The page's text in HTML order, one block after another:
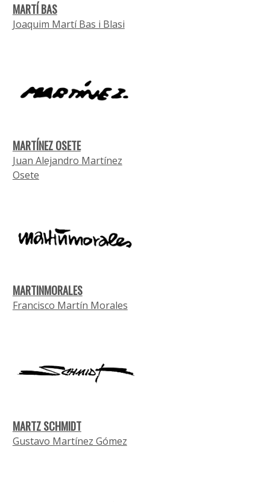
MARTÍ BAS
Joaquim Martí Bas i Blasi
MARTÍNEZ OSETE
Juan Alejandro Martínez
Osete
MARTINMORALES
Francisco Martín Morales
MARTZ SCHMIDT
Gustavo Martínez Gómez